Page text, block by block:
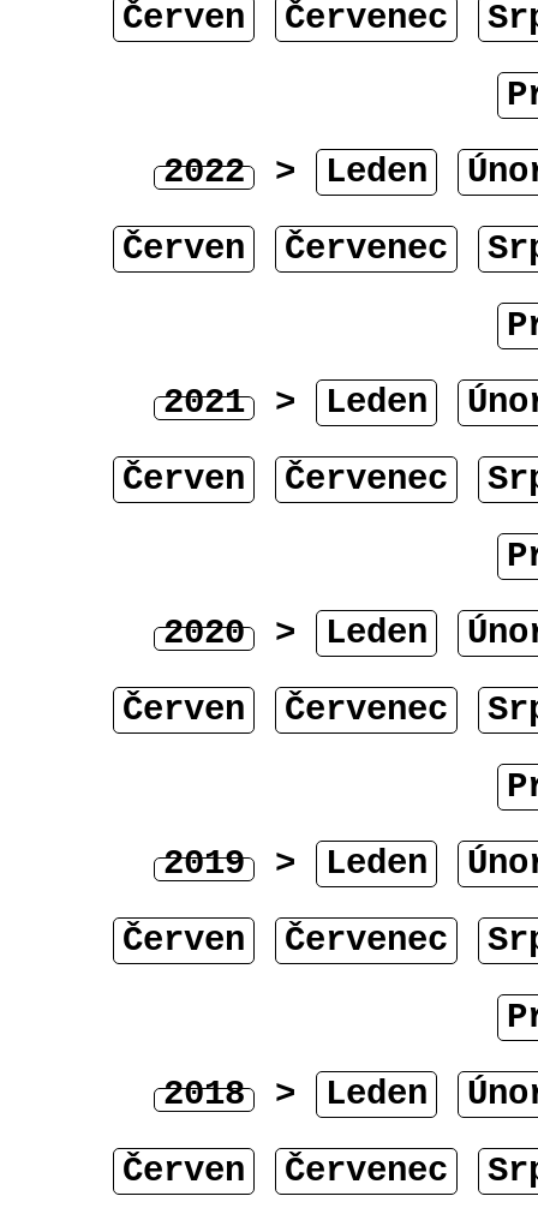
Červen
Červenec
2022 > Leden
Červen
Červenec
2021 > Leden
Červen
Červenec
2020 > Leden
Červen
Červenec
2019 > Leden
Červen
Červenec
2018 > Leden
Červen
Červenec